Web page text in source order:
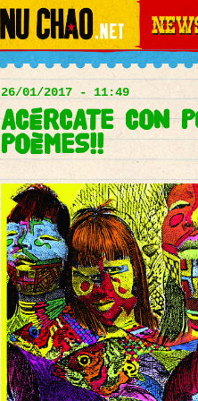
Main
menu
News
26/01/2017 - 11:49
ACÉRCATE CON
POÈMES!!